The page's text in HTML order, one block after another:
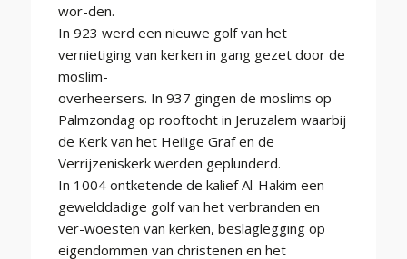
wor-den.
In 923 werd een nieuwe golf van het
vernietiging van kerken in gang gezet door de
moslim-
overheersers. In 937 gingen de moslims op
Palmzondag op rooftocht in Jeruzalem waarbij
de Kerk van het Heilige Graf en de
Verrijzeniskerk werden geplunderd.
In 1004 ontketende de kalief Al-Hakim een
gewelddadige golf van het verbranden en
ver-woesten van kerken, beslaglegging op
eigendommen van christenen en het